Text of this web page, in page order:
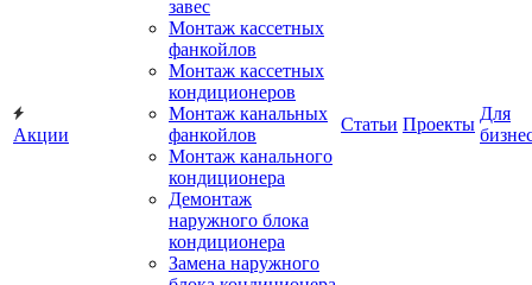
Акции
завес
Монтаж кассетных
фанкойлов
Монтаж кассетных
кондиционеров
Монтаж канальных
фанкойлов
Монтаж канального
кондиционера
Демонтаж
наружного блока
кондиционера
Замена наружного
Статьи Проекты
Для